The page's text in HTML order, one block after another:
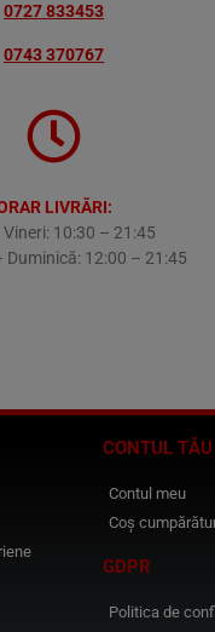
0727 833453
0743 370767
LIVRĂRI:
10:30 – 21:45
Duminică: 12:00 – 21:45
CONTUL TĂU
Contul meu
Coș
GDPR
Politica de